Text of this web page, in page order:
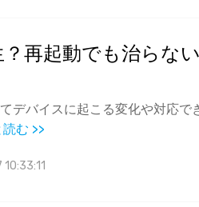
再起動でも治らな
デバイスに起こる変化や対応
む >>